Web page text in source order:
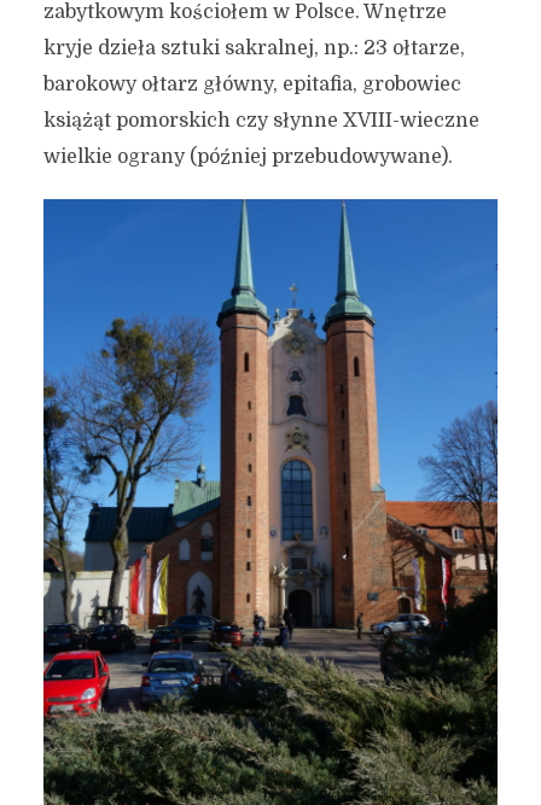
zabytkowym kościołem w Polsce. Wnętrze
kryje dzieła sztuki sakralnej, np.: 23 ołtarze,
barokowy ołtarz główny, epitafia, grobowiec
książąt pomorskich czy słynne XVIII-wieczne
wielkie ograny (później przebudowywane).